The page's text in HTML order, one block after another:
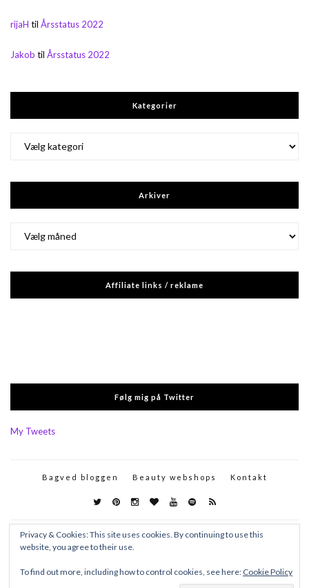
rijaH til Årsstatus 2022
Jakob til Årsstatus 2022
Kategorier
Arkiver
Affiliate links / reklame
Følg mig på Twitter
My Tweets
Bagved bloggen Beauty webshops Kontakt
Privacy & Cookies: This site uses cookies. By continuing to use this
website, you agree to their use.
To find out more, including how to control cookies, see here: Cookie Policy